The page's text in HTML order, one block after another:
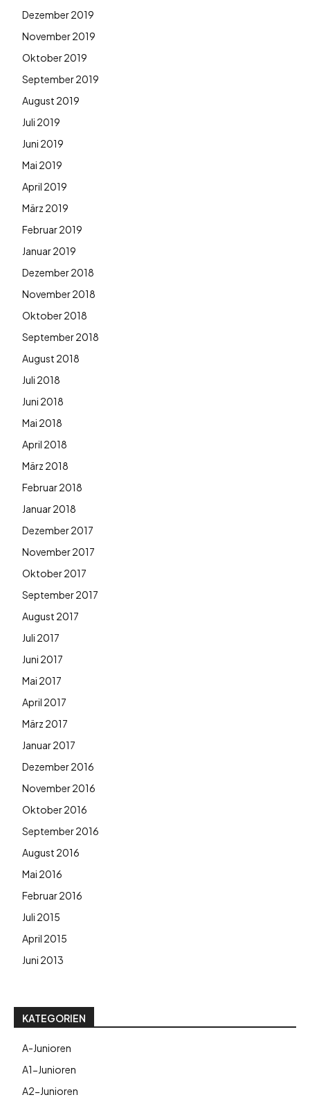
Dezember 2019
November 2019
Oktober 2019
September 2019
August 2019
Juli 2019
Juni 2019
Mai 2019
April 2019
März 2019
Februar 2019
Januar 2019
Dezember 2018
November 2018
Oktober 2018
September 2018
August 2018
Juli 2018
Juni 2018
Mai 2018
April 2018
März 2018
Februar 2018
Januar 2018
Dezember 2017
November 2017
Oktober 2017
September 2017
August 2017
Juli 2017
Juni 2017
Mai 2017
April 2017
März 2017
Januar 2017
Dezember 2016
November 2016
Oktober 2016
September 2016
August 2016
Mai 2016
Februar 2016
Juli 2015
April 2015
Juni 2013
KATEGORIEN
A-Junioren
A1-Junioren
A2-Junioren